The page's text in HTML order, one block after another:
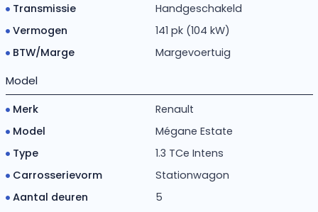
Transmissie
Handgeschakeld
Vermogen
141 pk (104 kW)
BTW/Marge
Margevoertuig
Model
Merk
Renault
Model
Mégane Estate
Type
1.3 TCe Intens
Carrosserievorm
Stationwagon
Aantal deuren
5